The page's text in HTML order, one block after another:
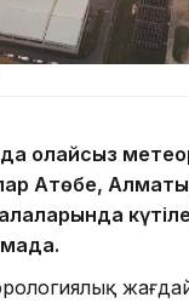
қолайсыз
Ақтөбе,